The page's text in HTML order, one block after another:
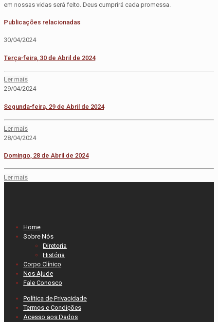
em nossas vidas será feito. Deus cumprirá cada promessa.
Publicações relacionadas
30/04/2024
Terça-feira, 30 de Abril de 2024
Ler mais
29/04/2024
Segunda-feira, 29 de Abril de 2024
Ler mais
28/04/2024
Domingo, 28 de Abril de 2024
Ler mais
Home
Sobre Nós
Diretoria
História
Corpo Clínico
Nos Ajude
Fale Conosco
Política de Privacidade
Termos e Condições
Acesso aos Dados